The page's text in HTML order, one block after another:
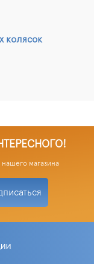
колясок
нашего магазина